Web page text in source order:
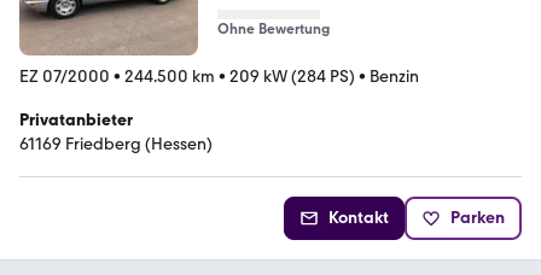
Ohne Bewertung
EZ 07/2000 • 244.500 km • 209 kW (284 PS) • Benzin
Privatanbieter
61169 Friedberg (Hessen)
Kontakt Parken